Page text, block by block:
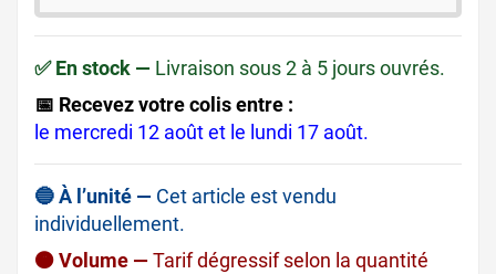
✅ En stock — Livraison sous 2 à 5 jours ouvrés.
📅 Recevez votre colis entre :
le mercredi 12 août et le lundi 17 août.
🔵 À l’unité — Cet article est vendu
individuellement.
🟠 Volume —Tarif dégressif selon la quantité